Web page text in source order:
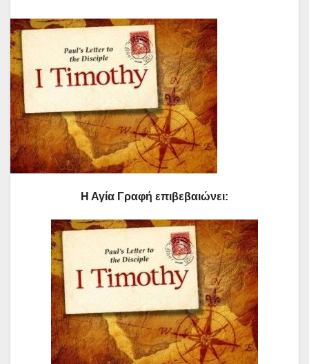
Η Αγία Γραφή επιβεβαιώνει: